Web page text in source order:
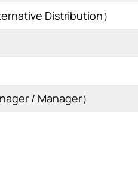
Distribution）
/ Manager）